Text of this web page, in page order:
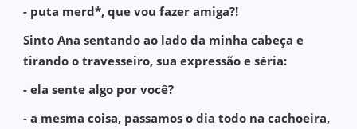
- puta merd*, que vou fazer amiga?!
Sinto Ana sentando ao lado da minha cabeça e
tirando o travesseiro, sua expressão e séria:
- ela sente algo por você?
- a mesma coisa, passamos o dia todo na cachoeira,